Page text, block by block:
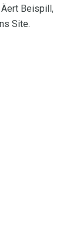
Beispill,
Site.